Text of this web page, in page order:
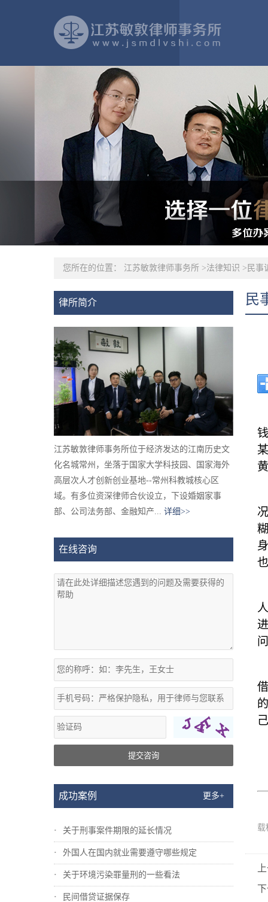
您所在的位置： 江苏敏敦律师事务所 >法律知识 > 民事
律所简介
江苏敏敦律师事务所位于经济发达的江南历史文
化名城常州，坐落于国家大学科技园、国家海外
高层次人才创新创业基地--常州科教城核心区
域。有多位资深律师合伙设立，下设婚姻家事
部、公司法务部、金融知产... 详细>>
在线咨询
提交咨询
成功案例 更多+
关于刑事案件期限的延长情况
外国人在国内就业需要遵守哪些规定
关于环境污染罪量刑的一些看法
民间借贷证据保存
民
载